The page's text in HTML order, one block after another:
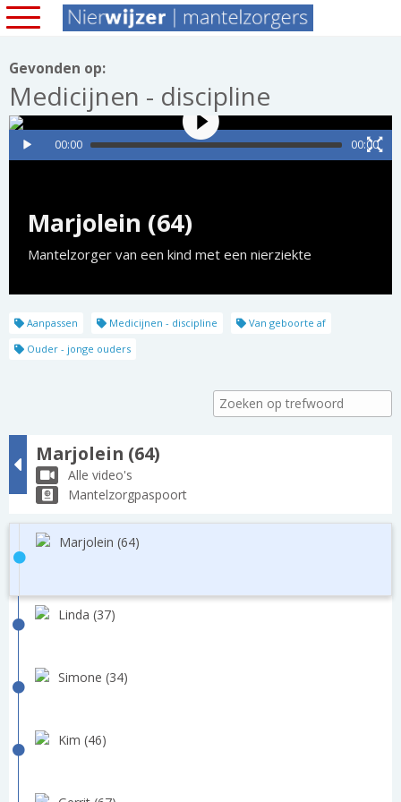
Gevonden op:
Medicijnen - discipline
Marjolein (64)
Mantelzorger van een kind met een nierziekte
00:00 00:00
Aanpassen Medicijnen - discipline
Van geboorte af
Ouder - jonge ouders
Marjolein (64)
Alle video's
Mantelzorgpaspoort
Marjolein (64)
Linda (37)
Simone (34)
Kim (46)